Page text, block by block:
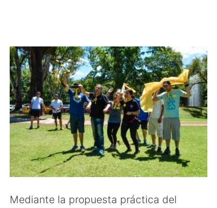
Mediante la propuesta práctica del